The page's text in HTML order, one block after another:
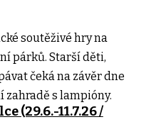
soutěživé hry na
párků. Starší děti,
čeká na závěr dne
zahradě s lampióny.
(29.6.-11.7.26 /